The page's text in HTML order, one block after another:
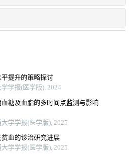
提升的策略探讨
学报(医学版), 2024
糖及血脂的多时间点监测与影响
学学报(医学版), 2025
血的诊治研究进展
学学报(医学版), 2025